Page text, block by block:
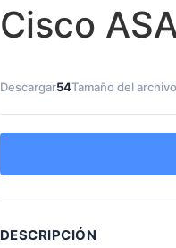
Cisco
Descargar54Tamaño del archivo
DESCRIPCIÓN